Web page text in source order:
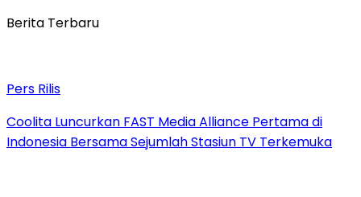
Berita Terbaru
Pers Rilis
Coolita Luncurkan FAST Media Alliance Pertama di
Indonesia Bersama Sejumlah Stasiun TV Terkemuka